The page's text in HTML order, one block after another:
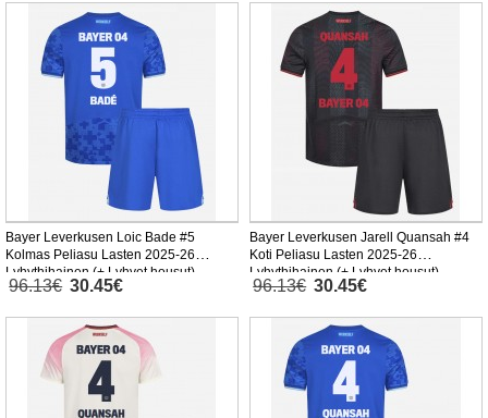
Bayer Leverkusen Loic Bade #5
Kolmas Peliasu Lasten 2025-26
Lyhythihainen (+ Lyhyet housut)
96.13€ 30.45€
Bayer Leverkusen Jarell Quansah #4
Koti Peliasu Lasten 2025-26
Lyhythihainen (+ Lyhyet housut)
96.13€ 30.45€